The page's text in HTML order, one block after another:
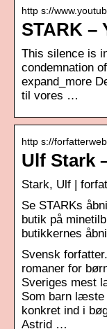
http s://
STARK –
This silence is
condemnation
expand_more
til vores …
http s://
Ulf Stark
Stark, Ulf |
Se STARKs
butik på
butikkernes
Svensk
romaner for
Sveriges mest
Som barn læste
konkret ind i
Astrid …